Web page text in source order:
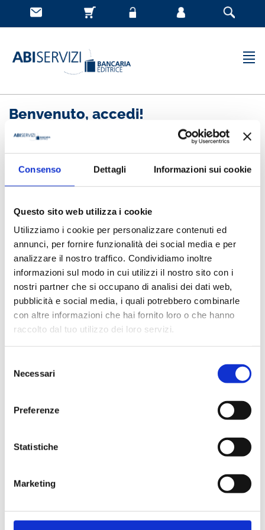
Consenso Dettagli Informazioni sui cookie
Questo sito web utilizza i cookie
Utilizziamo i cookie per personalizzare contenuti ed
annunci, per fornire funzionalità dei social media e per
analizzare il nostro traffico. Condividiamo inoltre
informazioni sul modo in cui utilizzi il nostro sito con i
nostri partner che si occupano di analisi dei dati web,
pubblicità e social media, i quali potrebbero combinarle
con altre informazioni che hai fornito loro o che hanno
raccolto dal tuo utilizzo dei loro servizi.
delNecessari
Preferenze
Statistiche
Marketing
Benvenuto, accedi!
la storia degli acquisti effettuati
Cliente già registrato